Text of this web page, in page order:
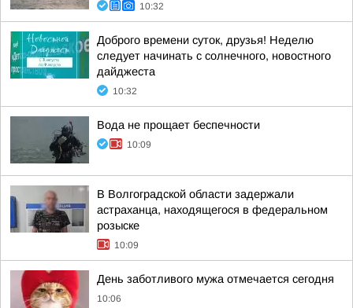
10:32
Доброго времени суток, друзья! Неделю
следует начинать с солнечного, новостного
дайджеста
10:32
Вода не прощает беспечности
10:09
В Волгоградской области задержали
астраханца, находящегося в федеральном
розыске
10:09
День заботливого мужа отмечается сегодня
10:06